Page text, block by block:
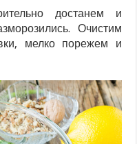
достанем и
Очистим
мелко порежем и